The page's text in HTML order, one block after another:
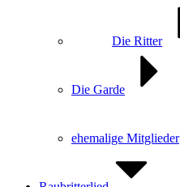
Die Ritter
Die Garde
ehemalige Mitglieder